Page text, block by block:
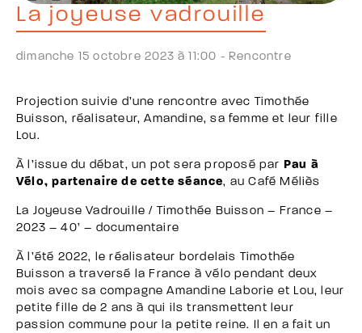
La joyeuse vadrouille
dimanche 15 octobre 2023 à 11:00 - Rencontre
Projection suivie d’une rencontre avec Timothée
Buisson, réalisateur, Amandine, sa femme et leur fille
Lou.
À l’issue du débat, un pot sera proposé par Pau à
Vélo, partenaire de cette séance, au Café Méliès
La Joyeuse Vadrouille / Timothée Buisson – France –
2023 – 40’ – documentaire
À l’été 2022, le réalisateur bordelais Timothée
Buisson a traversé la France à vélo pendant deux
mois avec sa compagne Amandine Laborie et Lou, leur
petite fille de 2 ans à qui ils transmettent leur
passion commune pour la petite reine. Il en a fait un